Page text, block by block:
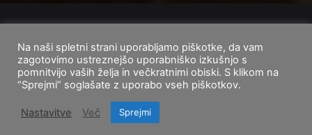
Domov
O nas Cenik storitev Pogoji uporabe
FacebookInstagram
TikTok
Na naši spletni strani uporabljamo piškotke, da vam
zagotovimo ustreznejšo uporabniško izkušnjo s
pomnitvijo vaših želja in večkratnimi obiski. S klikom na
“Sprejmi” soglašate z uporabo vseh piškotkov.
Nastavitve Več Sprejmi